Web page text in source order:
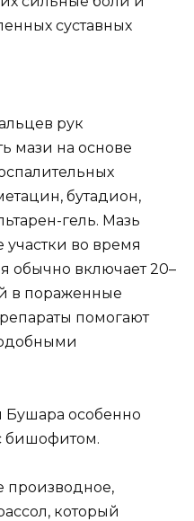
суставных
рук
мази на основе
бутадион,
гель. Мазь
участки во время
обычно включает 20–
в пораженные
помогают
Бушара особенно
бишофитом.
производное,
который